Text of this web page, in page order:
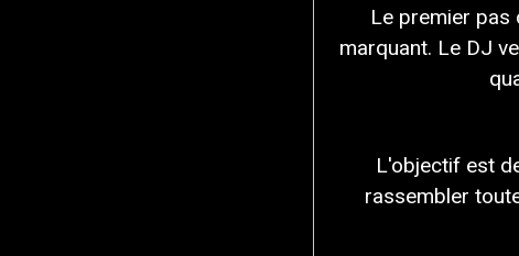
Le premier pas
marquant. Le DJ
L'objectif est
rassembler